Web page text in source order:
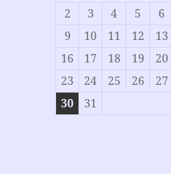
2
3 4 5 6
9
10 11 12 13
16
17 18 19 20
23
24 25 26 27
30
31